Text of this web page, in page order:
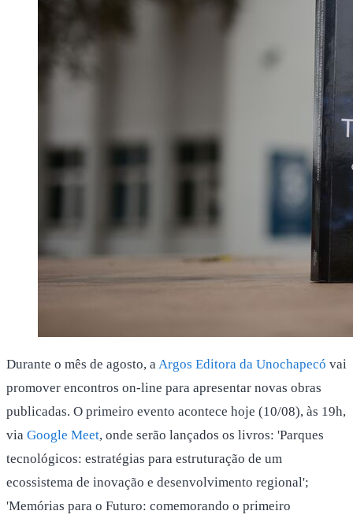
Durante o mês de agosto, aArgos Editora da Unochapecó vai
promover encontros on-line para apresentar novas obras
publicadas. O primeiro evento acontece hoje (10/08), às 19h,
via Google Meet, onde serão lançados os livros: 'Parques
tecnológicos: estratégias para estruturação de um
ecossistema de inovação e desenvolvimento regional';
'Memórias para o Futuro: comemorando o primeiro